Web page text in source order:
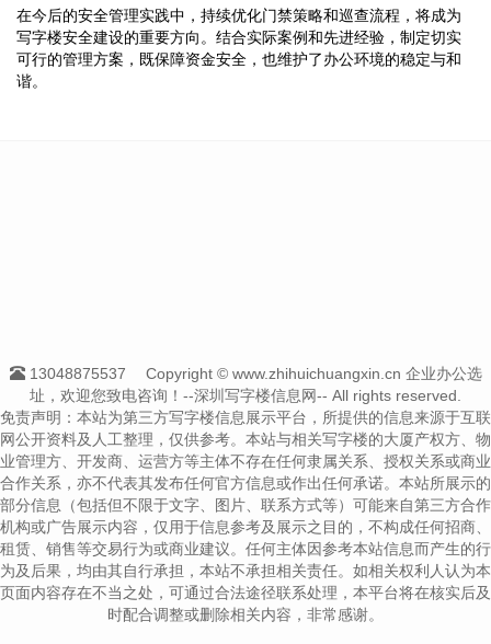
在今后的安全管理实践中，持续优化门禁策略和巡查流程，将成为
写字楼安全建设的重要方向。结合实际案例和先进经验，制定切实
可行的管理方案，既保障资金安全，也维护了办公环境的稳定与和
谐。
13048875537
Copyright © www.zhihuichuangxin.cn 企业办公选
址，欢迎您致电咨询！--深圳写字楼信息网-- All rights reserved.
免责声明：本站为第三方写字楼信息展示平台，所提供的信息来源于互联
网公开资料及人工整理，仅供参考。本站与相关写字楼的大厦产权方、物
业管理方、开发商、运营方等主体不存在任何隶属关系、授权关系或商业
合作关系，亦不代表其发布任何官方信息或作出任何承诺。本站所展示的
部分信息（包括但不限于文字、图片、联系方式等）可能来自第三方合作
机构或广告展示内容，仅用于信息参考及展示之目的，不构成任何招商、
租赁、销售等交易行为或商业建议。任何主体因参考本站信息而产生的行
为及后果，均由其自行承担，本站不承担相关责任。如相关权利人认为本
页面内容存在不当之处，可通过合法途径联系处理，本平台将在核实后及
时配合调整或删除相关内容，非常感谢。